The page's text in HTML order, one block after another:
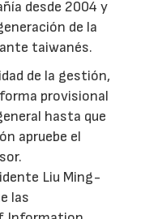
desde 2004 y
de la
taiwanés.
de la gestión,
provisional
hasta que
apruebe el
Liu Ming-
las